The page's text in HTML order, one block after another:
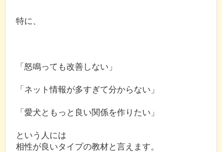
特に、
「怒鳴っても改善しない」
「ネット情報が多すぎて分からない」
「愛犬ともっと良い関係を作りたい」
という人には
相性が良いタイプの教材と言えます。